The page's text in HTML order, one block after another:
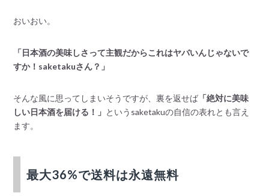
おいおい。
「日本酒の美味しさって主観だからこれはヤバいんじゃないで
すか！saketakuさん？」
そんな風に思ってしまいそうですが、裏を返せば 「絶対に美味
しい日本酒を届ける！」 というsaketakuの自信の表れとも言え
ます。
最大36%で送料は永遠無料